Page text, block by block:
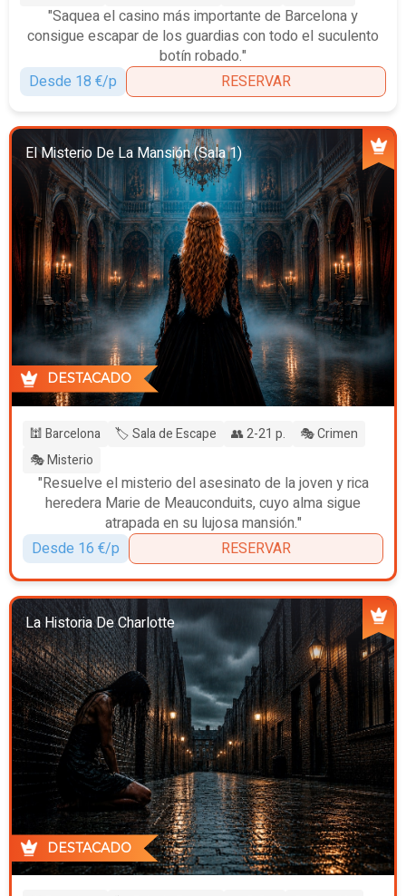
"Saquea el casino más importante de Barcelona y
consigue escapar de los guardias con todo el suculento
botín robado."
Desde 18 €/p
RESERVAR
El Misterio De La Mansión (Sala 1)
DESTACADO
🕍 Barcelona 🏷️ Sala de Escape 👥 2-21 p.
🎭 Crimen
🎭 Misterio
"Resuelve el misterio del asesinato de la joven y rica
heredera Marie de Meauconduits, cuyo alma sigue
atrapada en su lujosa mansión."
Desde 16 €/p
RESERVAR
La Historia De Charlotte
DESTACADO